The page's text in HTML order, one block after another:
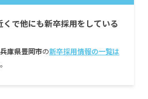
くで他にも新卒採用をしている
兵庫県豊岡市の新卒採用情報の一覧は